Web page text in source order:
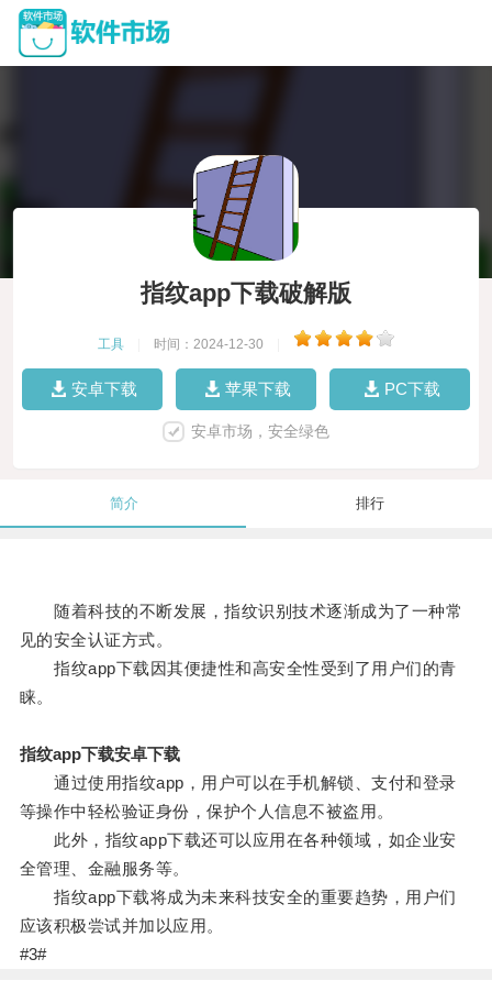
指纹app下载破解版
工具 时间：2024-12-30
安卓下载 苹果下载 PC下载
安卓市场，安全绿色
简介 排行
随着科技的不断发展，指纹识别技术逐渐成为了一种常
见的安全认证方式。
指纹app下载因其便捷性和高安全性受到了用户们的青
睐。
指纹app下载安卓下载
通过使用指纹app，用户可以在手机解锁、支付和登录
等操作中轻松验证身份，保护个人信息不被盗用。
此外，指纹app下载还可以应用在各种领域，如企业安
全管理、金融服务等。
指纹app下载将成为未来科技安全的重要趋势，用户们
应该积极尝试并加以应用。
#3#